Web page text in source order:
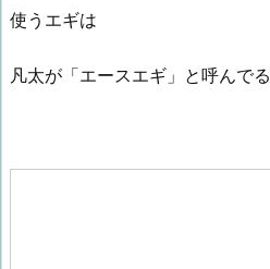
使うエギは
凡太が「エースエギ」と呼んでる